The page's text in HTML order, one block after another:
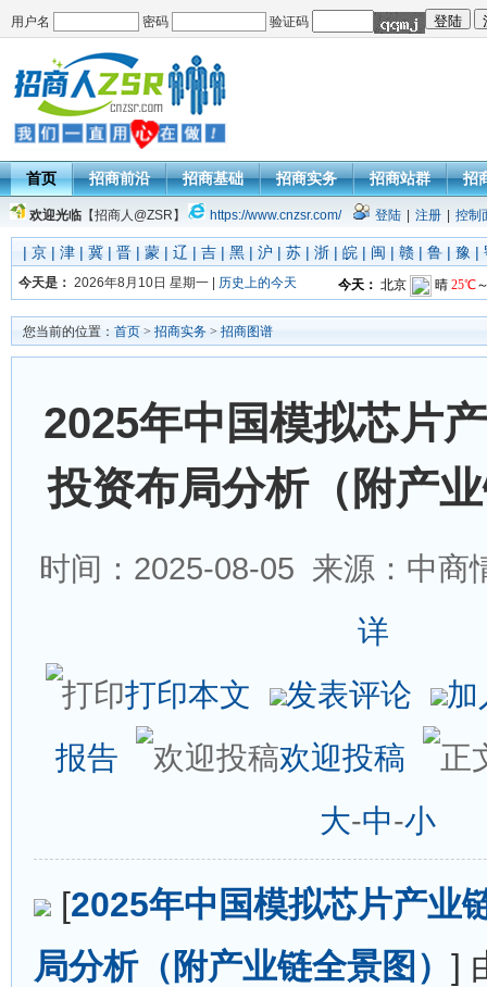
用户名 密码 验证码
首页 招商前沿 招商基础 招商实务 招商站群 招
欢迎光临 【招商人@ZSR】 https://www.cnzsr.com/ 登陆 注册 控制
| 京 | 津 | 冀 | 晋 | 蒙 | 辽 | 吉 | 黑 | 沪 | 苏 | 浙 | 皖 | 闽 | 赣 | 鲁 | 豫 |
今天是： 2026年8月10日 星期一 | 历史上的今天
您当前的位置： 首页 > 招商实务 > 招商图谱
2025年中国模拟芯片
投资布局分析（附产
时间：2025-08-05 来源：中商
详
打印本文
发表评论
加
报告
欢迎投稿
大-中-小
[2025年中国模拟芯片产业
局分析（附产业链全景图） ]